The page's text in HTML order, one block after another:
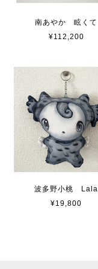
南あやか 眩くて
¥112,200
波多野小桃 Lala
¥19,800